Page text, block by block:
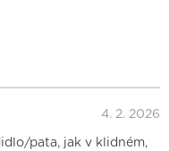
4. 2. 2026
pata, jak v klidném,